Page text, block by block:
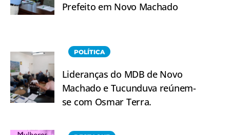
Prefeito em Novo Machado
POLÍTICA
Lideranças do MDB de Novo
Machado e Tucunduva reúnem-
se com Osmar Terra.